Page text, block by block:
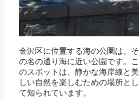
金沢区に位置する海の公園は、そ
の名の通り海に近い公園です。こ
のスポットは、静かな海岸線と美
しい自然を楽しむための場所とし
て知られています。